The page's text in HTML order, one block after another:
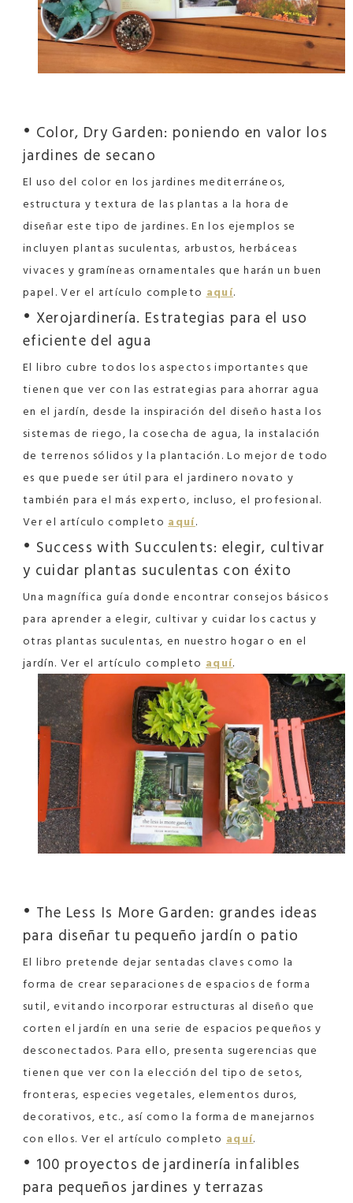
• Color, Dry Garden: poniendo en valor los
jardines de secano
El uso del color en los jardines mediterráneos,
estructura y textura de las plantas a la hora de
diseñar este tipo de jardines. En los ejemplos se
incluyen plantas suculentas, arbustos, herbáceas
vivaces y gramíneas ornamentales que harán un buen
papel. Ver el artículo completoaquí.
• Xerojardinería. Estrategias para el uso
eficiente del agua
El libro cubre todos los aspectos importantes que
tienen que ver con las estrategias para ahorrar agua
en el jardín, desde la inspiración del diseño hasta los
sistemas de riego, la cosecha de agua, la instalación
de terrenos sólidos y la plantación. Lo mejor de todo
es que puede ser útil para el jardinero novato y
también para el más experto, incluso, el profesional.
Ver el artículo completoaquí.
• Success with Succulents: elegir, cultivar
y cuidar plantas suculentas con éxito
Una magnífica guía donde encontrar consejos básicos
para aprender a elegir, cultivar y cuidar los cactus y
otras plantas suculentas, en nuestro hogar o en el
jardín. Ver el artículo completo aquí.
• The Less Is More Garden: grandes ideas
para diseñar tu pequeño jardín o patio
El libro pretende dejar sentadas claves como la
forma de crear separaciones de espacios de forma
sutil, evitando incorporar estructuras al diseño que
corten el jardín en una serie de espacios pequeños y
desconectados. Para ello, presenta sugerencias que
tienen que ver con la elección del tipo de setos,
fronteras, especies vegetales, elementos duros,
decorativos, etc., así como la forma de manejarnos
con ellos. Ver el artículo completo aquí.
• 100 proyectos de jardinería infalibles
para pequeños jardines y terrazas